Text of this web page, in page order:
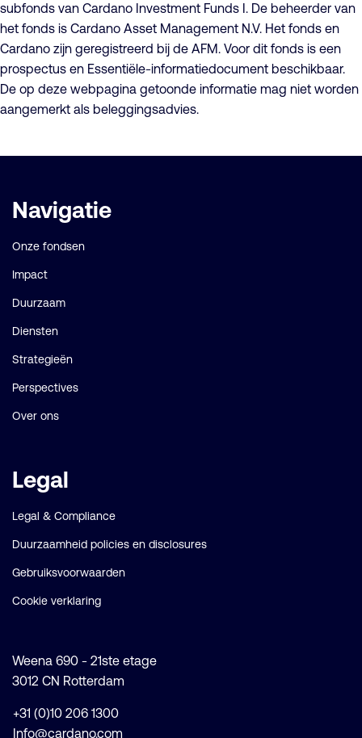
subfonds van Cardano Investment Funds I. De beheerder van
het fonds is Cardano Asset Management N.V. Het fonds en
Cardano zijn geregistreerd bij de AFM. Voor dit fonds is een
prospectus en Essentiële-informatiedocument beschikbaar.
De op deze webpagina getoonde informatie mag niet worden
aangemerkt als beleggingsadvies.
Belangrijke
links
Navigatie
Onze fondsen
Impact
Duurzaam
Diensten
Strategieën
Perspectives
Over ons
Legal
Legal & Compliance
Duurzaamheid policies en disclosures
Gebruiksvoorwaarden
Cookie verklaring
Weena 690 - 21ste etage
3012 CN Rotterdam
+31 (0)10 206 1300
Info@cardano.com